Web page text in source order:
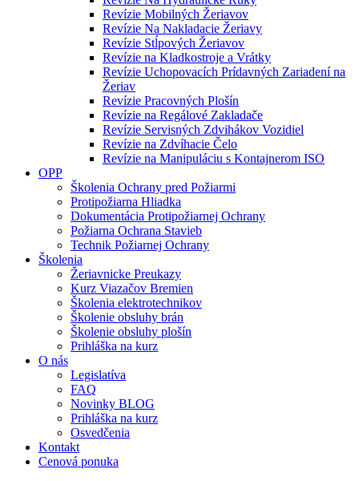
Revízie Mobilných Žeriavov
Revízie Na Nakladacie Žeriavy
Revízie Stĺpových Žeriavov
Revízie na Kladkostroje a Vrátky
Revízie Uchopovacích Prídavných Zariadení na
Žeriav
Revízie Pracovných Plošín
Revízie na Regálové Zakladače
Revízie Servisných Zdvihákov Vozidiel
Revízie na Zdvíhacie Čelo
Revízie na Manipuláciu s Kontajnerom ISO
OPP
Školenia Ochrany pred Požiarmi
Protipožiarna Hliadka
Dokumentácia Protipožiarnej Ochrany
Požiarna Ochrana Stavieb
Technik Požiarnej Ochrany
Školenia
Žeriavnicke Preukazy
Kurz Viazačov Bremien
Školenia elektrotechnikov
Školenie obsluhy brán
Školenie obsluhy plošín
Prihláška na kurz
O nás
Legislatíva
FAQ
Novinky BLOG
Prihláška na kurz
Osvedčenia
Kontakt
Cenová ponuka